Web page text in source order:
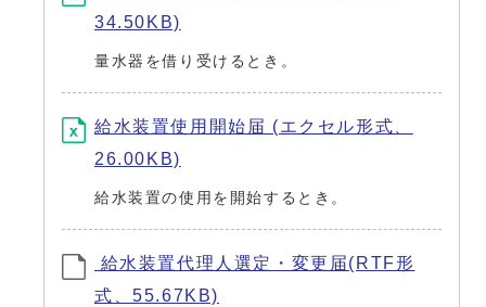
34.50KB)
量水器を借り受けるとき。
給水装置使用開始届 (エクセル形式、
26.00KB)
給水装置の使用を開始するとき。
給水装置代理人選定・変更届(RTF形
式、55.67KB)